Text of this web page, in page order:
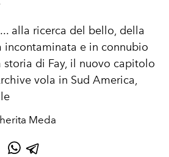
alla ricerca del bello, della
incontaminata e in connubio
di Fay, il nuovo capitolo
vola in Sud America,
Meda